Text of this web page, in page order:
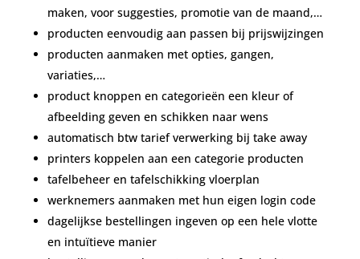
maken, voor suggesties, promotie van de maand,…
producten eenvoudig aan passen bij prijswijzingen
producten aanmaken met opties, gangen,
variaties,…
product knoppen en categorieën een kleur of
afbeelding geven en schikken naar wens
automatisch btw tarief verwerking bij take away
printers koppelen aan een categorie producten
tafelbeheer en tafelschikking vloerplan
werknemers aanmaken met hun eigen login code
dagelijkse bestellingen ingeven op een hele vlotte
en intuïtieve manier